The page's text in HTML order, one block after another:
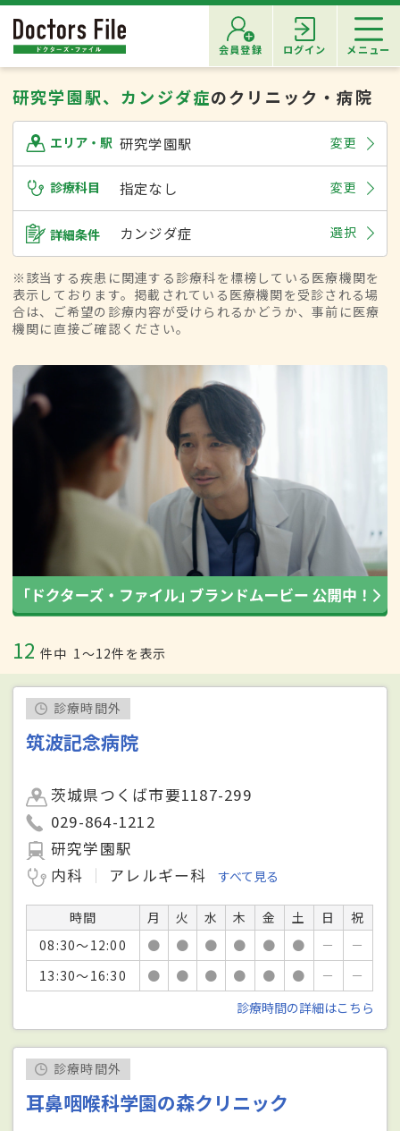
会員登録 ログイン メニュー
研究学園駅、カンジダ症のクリニック・病院
エリア・駅 研究学園駅 変更
診療科目 指定なし 変更
詳細条件 カンジダ症 選択
※該当する疾患に関連する診療科を標榜している医療機関を
表示しております。掲載されている医療機関を受診される場
合は、ご希望の診療内容が受けられるかどうか、事前に医療
機関に直接ご確認ください。
12 件中 1〜12件を表示
診療時間外
筑波記念病院
茨城県つくば市要1187-299
029-864-1212
研究学園駅
内科
アレルギー科 すべて見る
時間 月 火 水 木 金 土 日
祝
08:30～12:00
● ● ● ● ● ● －
－
13:30～16:30
● ● ● ● ● ● －
－
診療時間の詳細はこちら
診療時間外
耳鼻咽喉科学園の森クリニック